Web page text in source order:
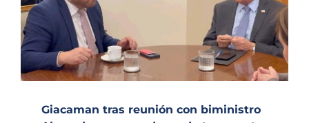
Giacaman tras reunión con biministro